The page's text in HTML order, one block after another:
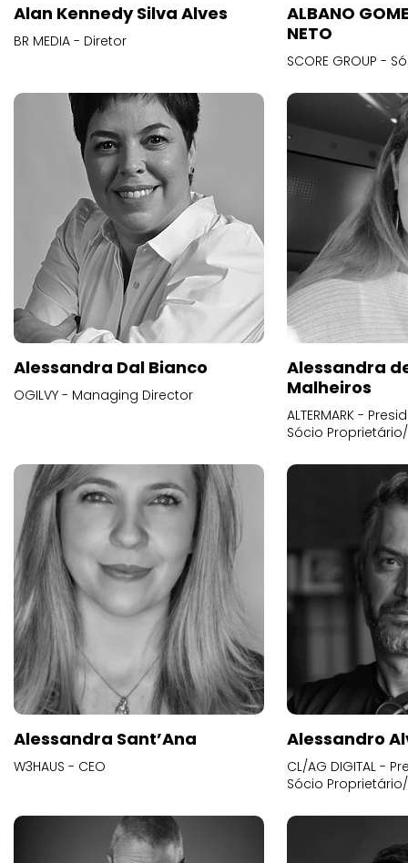
Alan Kennedy Silva Alves
BR MEDIA - Diretor
ALBANO
NETO
SCORE GROUP -
Alessandra Dal Bianco
OGILVY - Managing Director
Alessandra
Malheiros
ALTERMARK -
Sócio
Alessandra Sant’Ana
W3HAUS - CEO
Alessandro
CL/AG DIGITAL -
Sócio